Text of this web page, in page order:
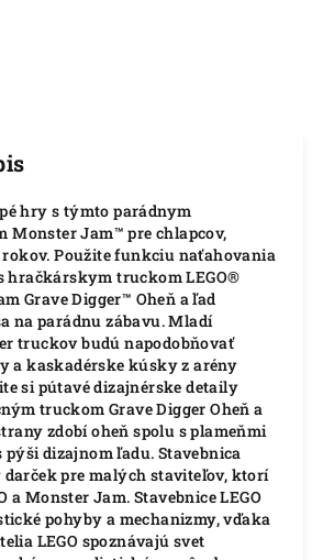
hry s týmto parádnym
Monster Jam™ pre chlapcov,
rokov. Použite funkciu naťahovania
hračkárskym truckom LEGO®
Grave Digger™ Oheň a ľad
na parádnu zábavu. Mladí
truckov budú napodobňovať
a kaskadérske kúsky z arény
si pútavé dizajnérske detaily
truckom Grave Digger Oheň a
zdobí oheň spolu s plameňmi
pýši dizajnom ľadu. Stavebnica
darček pre malých staviteľov, ktorí
a Monster Jam. Stavebnice LEGO
pohyby a mechanizmy, vďaka
LEGO spoznávajú svet